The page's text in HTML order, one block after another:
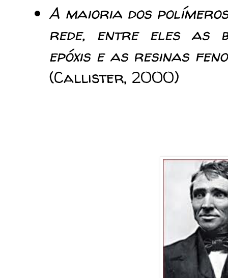
A maioria dos
rede, entre eles as
epóxis e as resinas
(Callister, 2000)